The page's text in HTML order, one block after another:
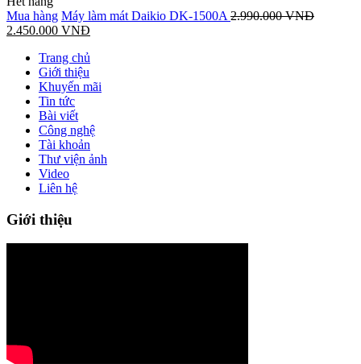
Mua hàng Máy làm mát Daikio DK-1500A 2.990.000VNĐ
2.450.000 VNĐ
Trang chủ
Giới thiệu
Khuyến mãi
Tin tức
Bài viết
Công nghệ
Tài khoản
Thư viện ảnh
Video
Liên hệ
Giới thiệu